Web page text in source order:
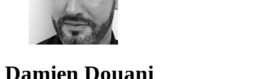
Damien Douani